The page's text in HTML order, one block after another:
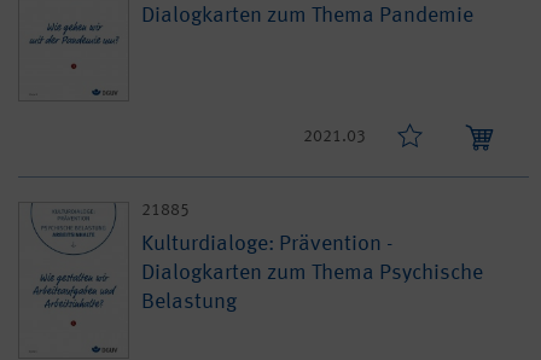
Dialogkarten zum Thema Pandemie
2021.03
21885
Kulturdialoge: Prävention -
Dialogkarten zum Thema Psychische
Belastung